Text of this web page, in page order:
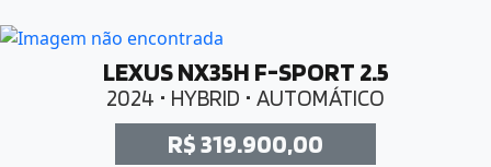
LEXUS NX35H F-SPORT 2.5
2024 • HYBRID • AUTOMÁTICO
R$ 319.900,00